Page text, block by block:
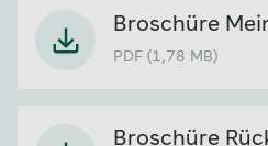
Broschüre
PDF (1,78 MB)
Broschüre